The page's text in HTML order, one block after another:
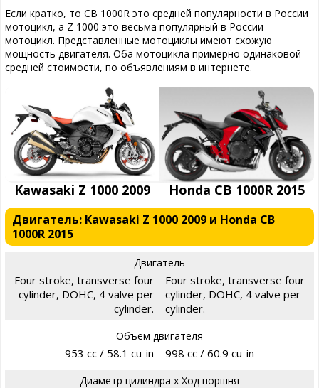
Если кратко, то CB 1000R это средней популярности в России
мотоцикл, а Z 1000 это весьма популярный в России
мотоцикл. Представленные мотоциклы имеют схожую
мощность двигателя. Оба мотоцикла примерно одинаковой
средней стоимости, по объявлениям в интернете.
Kawasaki Z 1000 2009 Honda CB 1000R 2015
Двигатель: Kawasaki Z 1000 2009 и Honda CB
1000R 2015
Двигатель
Four stroke, transverse four
cylinder, DOHC, 4 valve per
cylinder.
Four stroke, transverse four
cylinder, DOHC, 4 valve per
cylinder.
Объём двигателя
953 cc / 58.1 cu-in 998 cc / 60.9 cu-in
Диаметр цилиндра х Ход поршня